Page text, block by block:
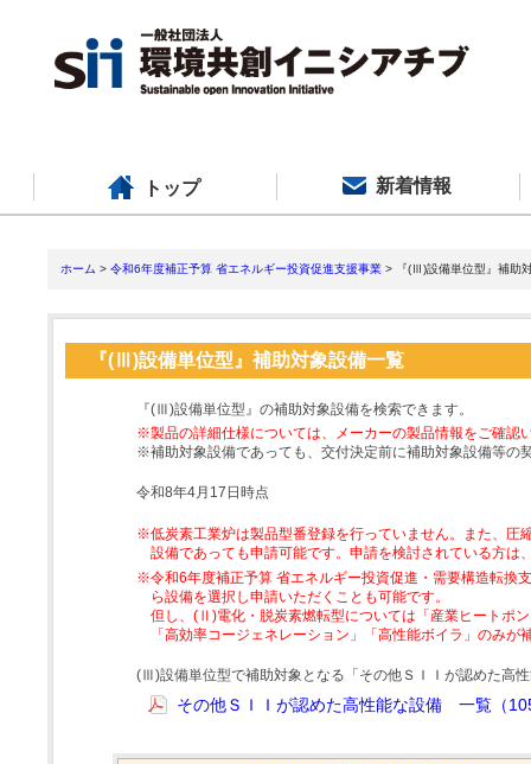
トップ 新着情報
ホーム > 令和6年度補正予算 省エネルギー投資促進支援事業 > 『(Ⅲ)設備単位型』補助
『(Ⅲ)設備単位型』補助対象設備一覧
『(Ⅲ)設備単位型』の補助対象設備を検索できます。
※製品の詳細仕様については、メーカーの製品情報をご確認
※補助対象設備であっても、交付決定前に補助対象設備等の
令和8年4月17日時点
※低炭素工業炉は製品型番登録を行っていません。また、圧
設備であっても申請可能です。申請を検討されている方は
※令和6年度補正予算 省エネルギー投資促進・需要構造転
ら設備を選択し申請いただくことも可能です。
但し、(Ⅱ)電化・脱炭素燃転型については「産業ヒートポ
「高効率コージェネレーション」「高性能ボイラ」のみが
(Ⅲ)設備単位型で補助対象となる「その他ＳＩＩが認めた高
その他ＳＩＩが認めた高性能な設備 一覧（